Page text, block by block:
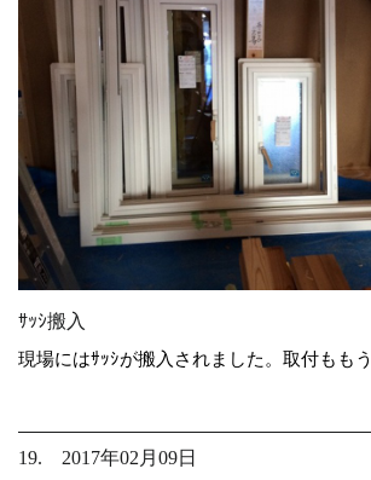
ｻｯｼ搬入
現場にはｻｯｼが搬入されました。取付ももう
19. 2017年02月09日